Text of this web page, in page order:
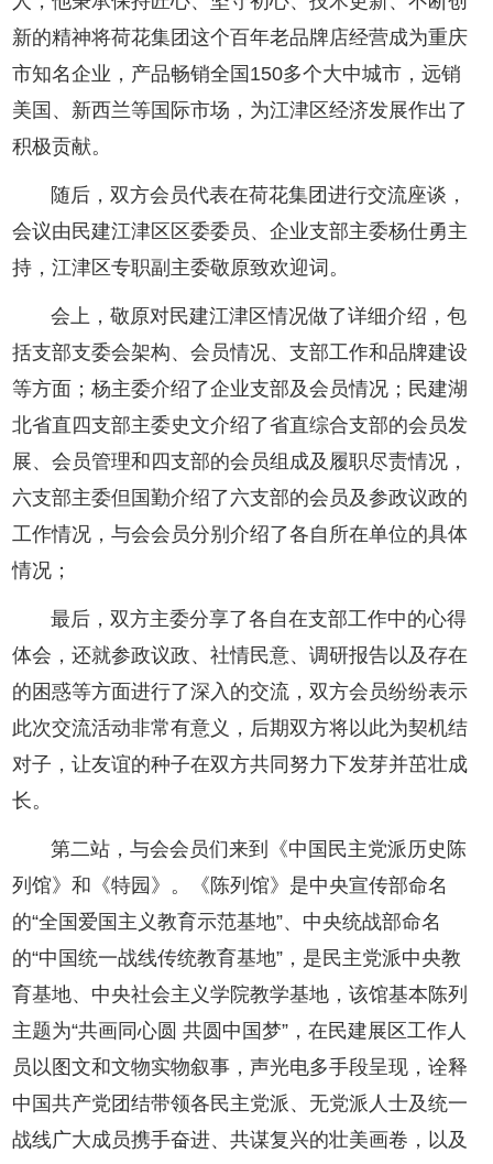
新的精神将荷花集团这个百年老品牌店经营成为重庆
市知名企业，产品畅销全国150多个大中城市，远销
美国、新西兰等国际市场，为江津区经济发展作出了
积极贡献。
随后，双方会员代表在荷花集团进行交流座谈，
会议由民建江津区区委委员、企业支部主委杨仕勇主
持，江津区专职副主委敬原致欢迎词。
会上，敬原对民建江津区情况做了详细介绍，包
括支部支委会架构、会员情况、支部工作和品牌建设
等方面；杨主委介绍了企业支部及会员情况；民建湖
北省直四支部主委史文介绍了省直综合支部的会员发
展、会员管理和四支部的会员组成及履职尽责情况，
六支部主委但国勤介绍了六支部的会员及参政议政的
工作情况，与会会员分别介绍了各自所在单位的具体
情况；
最后，双方主委分享了各自在支部工作中的心得
体会，还就参政议政、社情民意、调研报告以及存在
的困惑等方面进行了深入的交流，双方会员纷纷表示
此次交流活动非常有意义，后期双方将以此为契机结
对子，让友谊的种子在双方共同努力下发芽并茁壮成
长。
第二站，与会会员们来到《中国民主党派历史陈
列馆》和《特园》。《陈列馆》是中央宣传部命名
的“全国爱国主义教育示范基地”、中央统战部命名
的“中国统一战线传统教育基地”，是民主党派中央教
育基地、中央社会主义学院教学基地，该馆基本陈列
主题为“共画同心圆 共圆中国梦”，在民建展区工作人
员以图文和文物实物叙事，声光电多手段呈现，诠释
中国共产党团结带领各民主党派、无党派人士及统一
战线广大成员携手奋进、共谋复兴的壮美画卷，以及